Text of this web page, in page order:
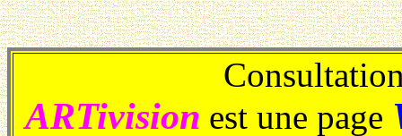
ARTivision est une page